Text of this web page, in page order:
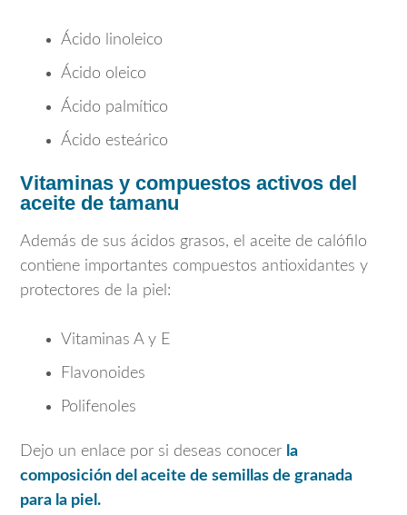
Ácido linoleico
Ácido oleico
Ácido palmítico
Ácido esteárico
Vitaminas y compuestos activos del
aceite de tamanu
Además de sus ácidos grasos, el aceite de calófilo
contiene importantes compuestos antioxidantes y
protectores de la piel:
Vitaminas A y E
Flavonoides
Polifenoles
Dejo un enlace por si deseas conocer la
composición del aceite de semillas de granada
para la piel.